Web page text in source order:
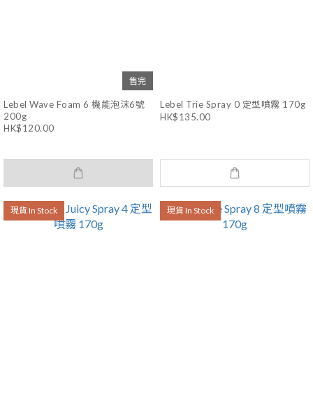
售完
Lebel Wave Foam 6 機能泡沫6號
200g
HK$120.00
Lebel Trie Spray 0 定型噴霧 170g
HK$135.00
現貨 In Stock 現貨 In Stock